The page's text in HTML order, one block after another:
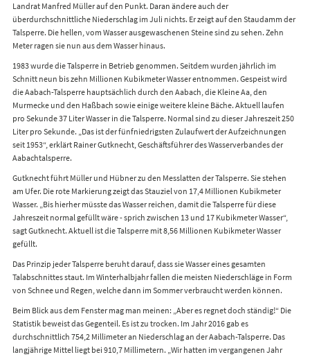
Landrat Manfred Müller auf den Punkt. Daran ändere auch der
überdurchschnittliche Niederschlag im Juli nichts. Er zeigt auf den Staudamm der
Talsperre. Die hellen, vom Wasser ausgewaschenen Steine sind zu sehen. Zehn
Meter ragen sie nun aus dem Wasser hinaus.
1983 wurde die Talsperre in Betrieb genommen. Seitdem wurden jährlich im
Schnitt neun bis zehn Millionen Kubikmeter Wasser entnommen. Gespeist wird
die Aabach-Talsperre hauptsächlich durch den Aabach, die Kleine Aa, den
Murmecke und den Haßbach sowie einige weitere kleine Bäche. Aktuell laufen
pro Sekunde 37 Liter Wasser in die Talsperre. Normal sind zu dieser Jahreszeit 250
Liter pro Sekunde. „Das ist der fünfniedrigsten Zulaufwert der Aufzeichnungen
seit 1953“, erklärt Rainer Gutknecht, Geschäftsführer des Wasserverbandes der
Aabachtalsperre.
Gutknecht führt Müller und Hübner zu den Messlatten der Talsperre. Sie stehen
am Ufer. Die rote Markierung zeigt das Stauziel von 17,4 Millionen Kubikmeter
Wasser. „Bis hierher müsste das Wasser reichen, damit die Talsperre für diese
Jahreszeit normal gefüllt wäre - sprich zwischen 13 und 17 Kubikmeter Wasser“,
sagt Gutknecht. Aktuell ist die Talsperre mit 8,56 Millionen Kubikmeter Wasser
gefüllt.
Das Prinzip jeder Talsperre beruht darauf, dass sie Wasser eines gesamten
Talabschnittes staut. Im Winterhalbjahr fallen die meisten Niederschläge in Form
von Schnee und Regen, welche dann im Sommer verbraucht werden können.
Beim Blick aus dem Fenster mag man meinen: „Aber es regnet doch ständig!“ Die
Statistik beweist das Gegenteil. Es ist zu trocken. Im Jahr 2016 gab es
durchschnittlich 754,2 Millimeter an Niederschlag an der Aabach-Talsperre. Das
langjährige Mittel liegt bei 910,7 Millimetern. „Wir hatten im vergangenen Jahr